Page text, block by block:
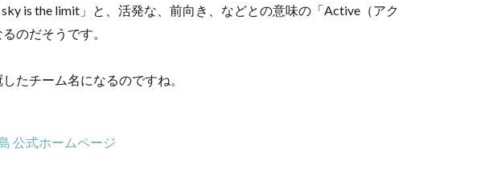
is the limit」と、活発な、前向き、などとの意味の「Active（アク
のだそうです。
たチーム名になるのですね。
公式ホームページ